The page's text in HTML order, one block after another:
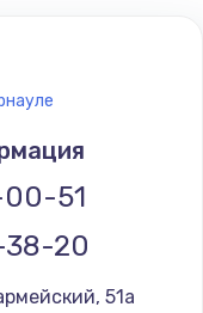
00-51
38-20
51а